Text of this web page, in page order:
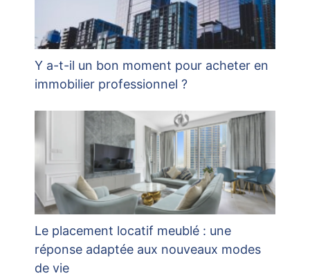
Y a-t-il un bon moment pour acheter en
immobilier professionnel ?
Le placement locatif meublé : une
réponse adaptée aux nouveaux modes
de vie